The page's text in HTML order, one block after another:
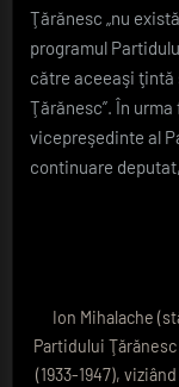
Ţărănesc „nu
programul
către aceeaşi ţintă
Ţărănesc”. În
vicepreşedinte al
continuare
Ion Mihalache
Partidului Ţărănesc
(1933-1947),